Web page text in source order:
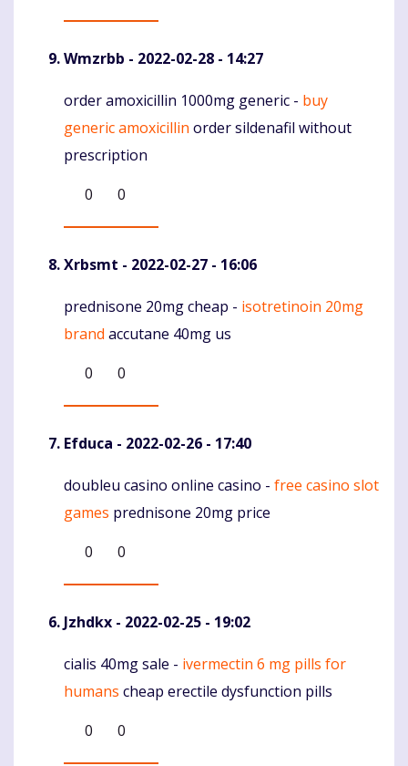
Wmzrbb - 2022-02-28 - 14:27
Komentaras
order amoxicillin 1000mg generic - buy
generic amoxicillin order sildenafil without
prescription
0
0
Xrbsmt - 2022-02-27 - 16:06
Komentaras
prednisone 20mg cheap - isotretinoin 20mg
brand accutane 40mg us
0
0
Efduca - 2022-02-26 - 17:40
Komentaras
doubleu casino online casino - free casino slot
games prednisone 20mg price
0
0
Jzhdkx - 2022-02-25 - 19:02
Komentaras
cialis 40mg sale - ivermectin 6 mg pills for
humans cheap erectile dysfunction pills
0
0